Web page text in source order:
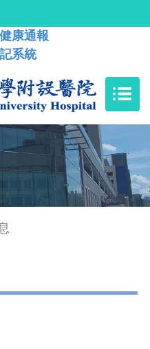
康通報
系統